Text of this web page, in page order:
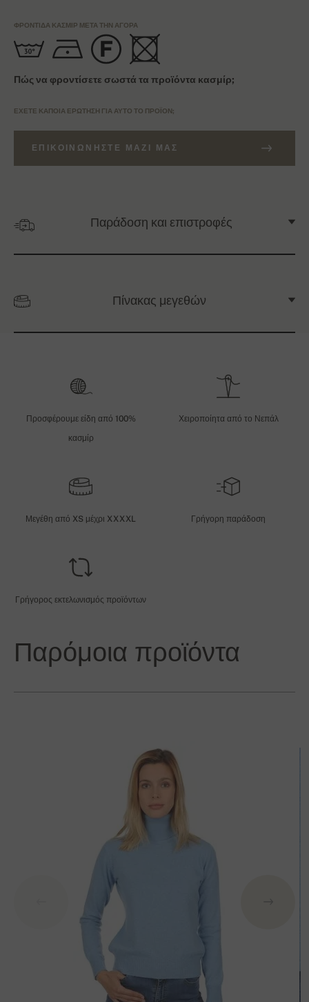
ΦΡΟΝΤΊΔΑ ΚΑΣΜΊΡ ΜΕΤΆ ΤΗΝ ΑΓΟΡΆ
Πώς να φροντίσετε σωστά τα προϊόντα κασμίρ;
ΈΧΕΤΕ ΚΆΠΟΙΑ ΕΡΏΤΗΣΗ ΓΙΑ ΑΥΤΌ ΤΟ ΠΡΟΪΌΝ;
ΕΠΙΚΟΙΝΩΝΉΣΤΕ ΜΑΖΊ ΜΑΣ
Παράδοση και επιστροφές
Πίνακας μεγεθών
Προσφέρουμε είδη από 100%
κασμίρ
Χειροποίητα από το Νεπάλ
Μεγέθη από XS μέχρι XXXXL Γρήγορη παράδοση
Γρήγορος εκτελωνισμός προϊόντων
Παρόμοια προϊόντα